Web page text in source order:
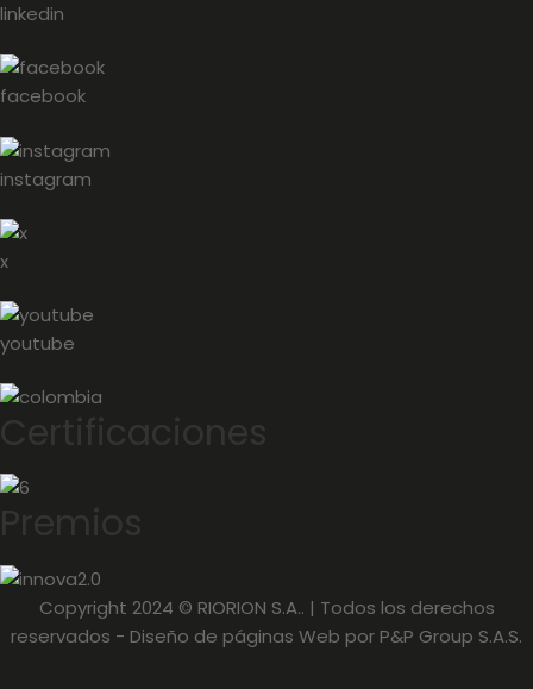
linkedin
facebook
instagram
x
youtube
Certificaciones
Premios
Copyright 2024 © RIORION S.A.. | Todos los derechos
reservados - Diseño de páginas Web por P&P Group S.A.S.